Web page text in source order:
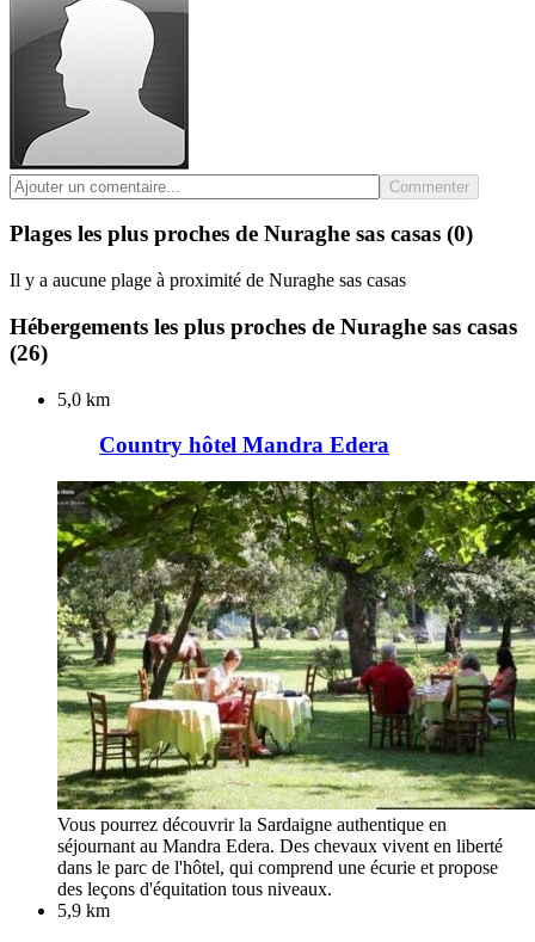
Commenter
Plages les plus proches de Nuraghe sas casas (0)
Il y a aucune plage à proximité de Nuraghe sas casas
Hébergements les plus proches de Nuraghe sas casas
(26)
5,0 km
Country hôtel Mandra Edera
Vous pourrez découvrir la Sardaigne authentique en
séjournant au Mandra Edera. Des chevaux vivent en liberté
dans le parc de l'hôtel, qui comprend une écurie et propose
des leçons d'équitation tous niveaux.
5,9 km